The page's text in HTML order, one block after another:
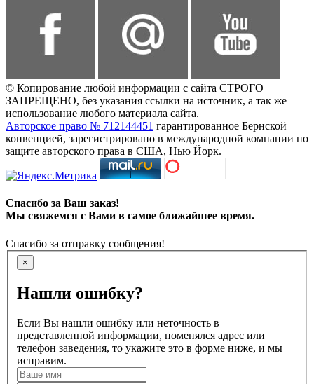
© Копирование любой информации с сайта СТРОГО
ЗАПРЕЩЕНО, без указания ссылки на источник, а так же
использование любого материала сайта.
Авторское право № 712144451 гарантированное Бернской
конвенцией, зарегистрировано в международной компании по
защите авторского права в США, Нью Йорк.
Спасибо за Ваш заказ!
Мы свяжемся с Вами в самое ближайшее время.
Спасибо за отправку сообщения!
×
Нашли ошибку?
Если Вы нашли ошибку или неточность в
представленной информации, поменялся адрес или
телефон заведения, то укажите это в форме ниже, и мы
исправим.